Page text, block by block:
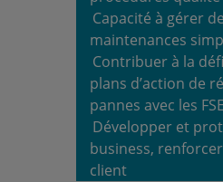
Capacité à gérer
maintenances
Contribuer à la
plans d’action de
pannes avec les
Développer et
business,
client